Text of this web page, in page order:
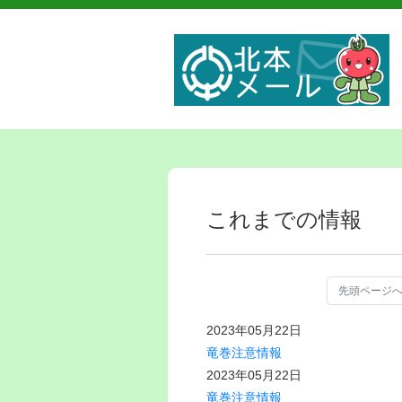
これまでの情報
先頭ページへ
2023年05月22日
竜巻注意情報
2023年05月22日
竜巻注意情報